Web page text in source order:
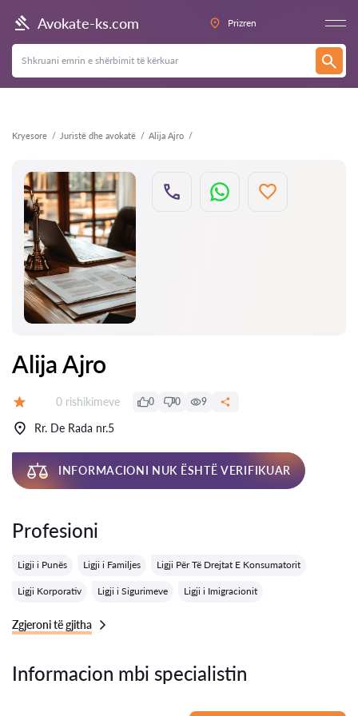
Avokate-ks.com Prizren
Kryesore Juristë dhe avokatë Alija Ajro
Kthehu
Alija Ajro
Rishikime:
0 rishikimeve 0 0 9
Rr. De Rada nr.5
INFORMACIONI NUK ËSHTË VERIFIKUAR
Profesioni
Ligji i Punës Ligji i Familjes Ligji Për Të Drejtat E Konsumatorit
Ligji Korporativ Ligji i Sigurimeve Ligji i Imigracionit
Zgjeroni të gjitha
Informacion mbi specialistin